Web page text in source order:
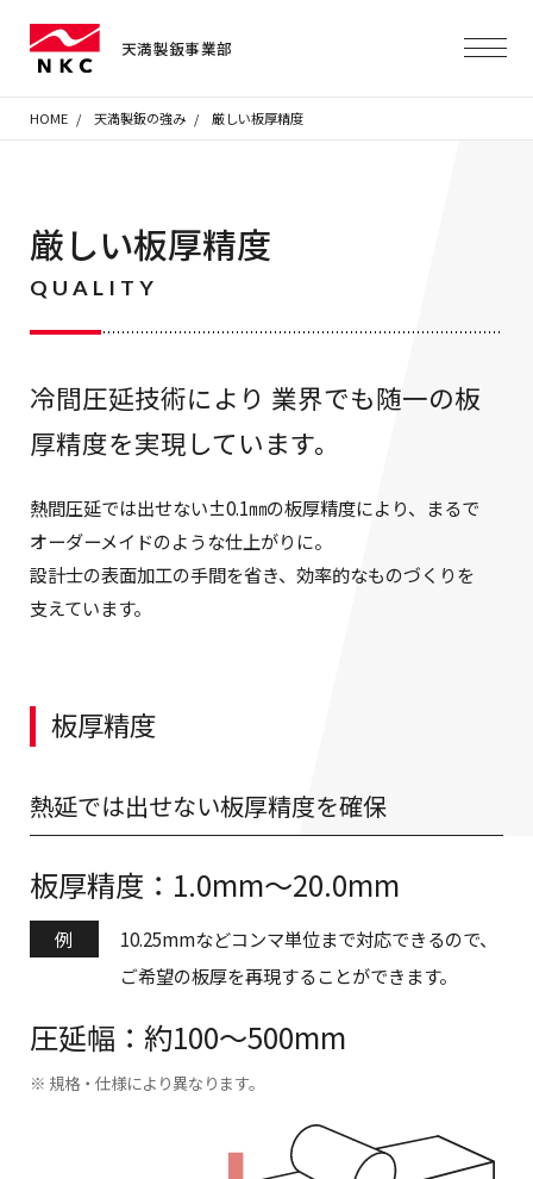
天満製鈑事業部
HOME 天満製鈑の強み 厳しい板厚精度
厳しい板厚精度
QUALITY
冷間圧延技術により 業界でも随一の板
厚精度を実現しています。
熱間圧延では出せない±0.1㎜の板厚精度により、まるで
オーダーメイドのような仕上がりに。
設計士の表面加工の手間を省き、効率的なものづくりを
支えています。
板厚精度
熱延では出せない板厚精度を確保
板厚精度：1.0mm〜20.0mm
例
10.25mmなどコンマ単位まで対応できるので、
ご希望の板厚を再現することができます。
圧延幅：約100〜500mm
※ 規格・仕様により異なります。